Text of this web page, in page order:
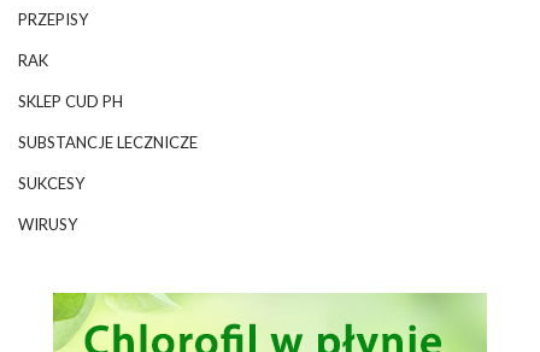
PRZEPISY
RAK
SKLEP CUD PH
SUBSTANCJE LECZNICZE
SUKCESY
WIRUSY